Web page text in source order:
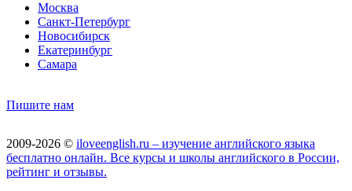
Москва
Санкт-Петербург
Новосибирск
Екатеринбург
Самара
Пишите нам
2009-2026 © iloveenglish.ru – изучение английского языка
бесплатно онлайн. Все курсы и школы английского в России,
рейтинг и отзывы.